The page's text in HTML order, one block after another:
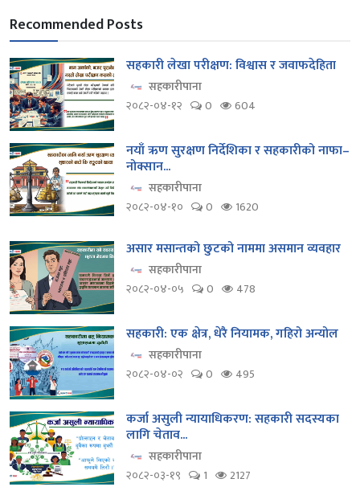
Recommended Posts
सहकारी लेखा परीक्षण: विश्वास र जवाफदेहिता
सहकारीपाना
२०८२-०४-१२
0 604
नयाँ ऋण सुरक्षण निर्देशिका र सहकारीको नाफा–
नोक्सान...
सहकारीपाना
२०८२-०४-१०
0 1620
असार मसान्तको छुटको नाममा असमान व्यवहार
सहकारीपाना
२०८२-०४-०५
0 478
सहकारी: एक क्षेत्र, धेरै नियामक, गहिरो अन्योल
सहकारीपाना
२०८२-०४-०२
0 495
कर्जा असुली न्यायाधिकरण: सहकारी सदस्यका
लागि चेताव...
सहकारीपाना
२०८२-०३-१९
1 2127